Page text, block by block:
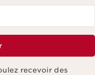
recevoir des